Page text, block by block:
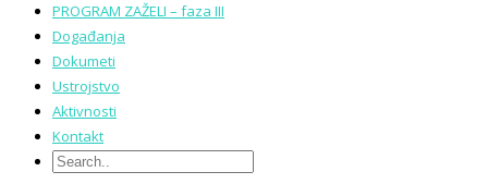
PROGRAM ZAŽELI – faza III
Događanja
Dokumeti
Ustrojstvo
Aktivnosti
Kontakt